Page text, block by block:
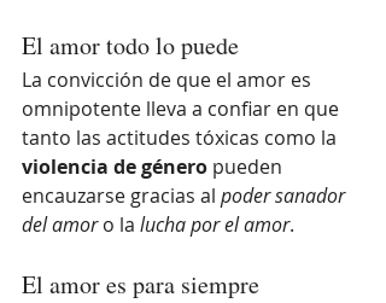
El amor todo lo puede
La convicción de que el amor es
omnipotente lleva a confiar en que
tanto las actitudes tóxicas como la
violencia de género pueden
encauzarse gracias al poder sanador
del amor o la lucha por el amor.
El amor es para siempre